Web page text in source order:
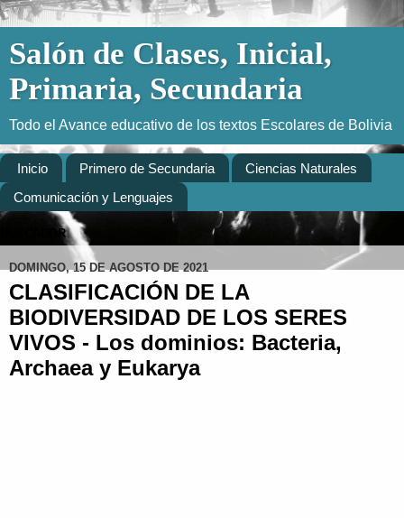
Salón de Clases, Inicial,
Primaria, Secundaria
Todo el Avance educativo de los textos Escolares de Bolivia
Inicio Primero de Secundaria
Ciencias Naturales
Comunicación y Lenguajes
BUSCADOR
DOMINGO, 15 DE AGOSTO DE 2021
CLASIFICACIÓN DE LA
BIODIVERSIDAD DE LOS SERES
VIVOS - Los dominios: Bacteria,
Archaea y Eukarya